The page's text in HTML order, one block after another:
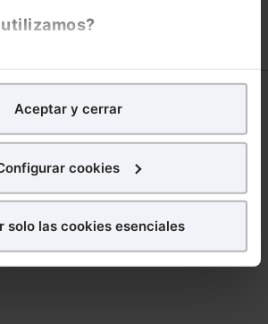
demejorar tu experienciaen
También con fines publicitarios,
publicidad y contenidos de tu
excepto aquellas imprescindibles.
Aceptar y cerrar
cookies
solo las cookies esenciales